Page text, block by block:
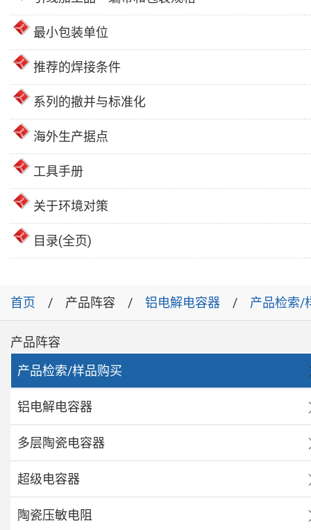
最小包装单位
推荐的焊接条件
系列的撤并与标准化
海外生产据点
工具手册
关于环境对策
目录(全页)
首页 产品阵容 铝电解电容器 产品检索/
产品阵容
产品检索/样品购买
铝电解电容器
多层陶瓷电容器
超级电容器
陶瓷压敏电阻